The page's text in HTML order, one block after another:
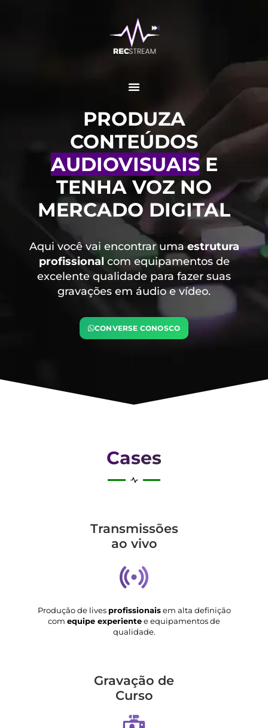
PRODUZA
CONTEÚDOS
AUDIOVISUAISE
TENHA VOZ NO
MERCADO DIGITAL
Aqui você vai encontrar uma estrutura
profissional com equipamentos de
excelente qualidade para fazer suas
gravações em áudio e vídeo.
CONVERSE CONOSCO
Cases
Transmis­sões
ao vivo
Produção de lives profissionaisem alta definição
com equipe experientee equipamentos de
qualidade.
Gravação de
Curso